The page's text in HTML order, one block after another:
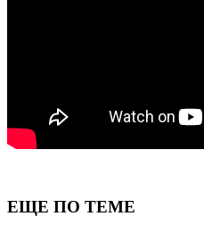
ЕЩЕ ПО ТЕМЕ